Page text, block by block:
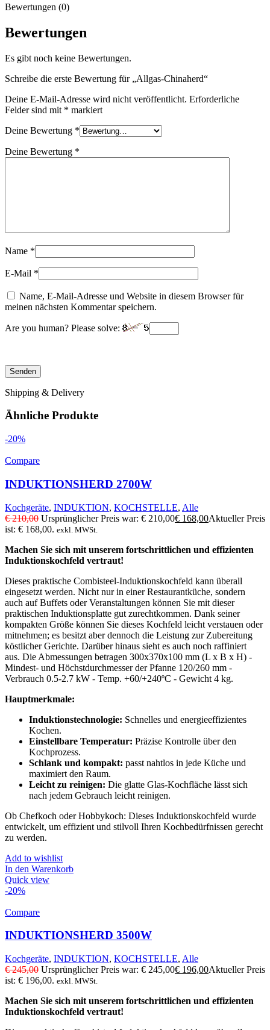
Bewertungen (0)
Bewertungen
Es gibt noch keine Bewertungen.
Schreibe die erste Bewertung für „Allgas-Chinaherd“
Deine E-Mail-Adresse wird nicht veröffentlicht. Erforderliche
Felder sind mit * markiert
Deine Bewertung *
Deine Bewertung *
Name *
E-Mail *
Name, E-Mail-Adresse und Website in diesem Browser für
meinen nächsten Kommentar speichern.
Are you human? Please solve:
Shipping & Delivery
Ähnliche Produkte
-20%
Compare
INDUKTIONSHERD 2700W
Kochgeräte, INDUKTION, KOCHSTELLE, Alle
€210,00 Ursprünglicher Preis war: € 210,00€ 168,00Aktueller Preis
ist: € 168,00. exkl. MWSt.
Machen Sie sich mit unserem fortschrittlichen und effizienten
Induktionskochfeld vertraut!
Dieses praktische Combisteel-Induktionskochfeld kann überall
eingesetzt werden. Nicht nur in einer Restaurantküche, sondern
auch auf Buffets oder Veranstaltungen können Sie mit dieser
praktischen Induktionsplatte gut zurechtkommen. Dank seiner
kompakten Größe können Sie dieses Kochfeld leicht verstauen oder
mitnehmen; es besitzt aber dennoch die Leistung zur Zubereitung
köstlicher Gerichte. Darüber hinaus sieht es auch noch raffiniert
aus. Die Abmessungen betragen 300x370x100 mm (L x B x H) -
Mindest- und Höchstdurchmesser der Pfanne 120/260 mm -
Verbrauch 0.5-2.7 kW - Temp. +60/+240ºC - Gewicht 4 kg.
Hauptmerkmale:
Induktionstechnologie: Schnelles und energieeffizientes
Kochen.
Einstellbare Temperatur: Präzise Kontrolle über den
Kochprozess.
Schlank und kompakt: passt nahtlos in jede Küche und
maximiert den Raum.
Leicht zu reinigen: Die glatte Glas-Kochfläche lässt sich
nach jedem Gebrauch leicht reinigen.
Ob Chefkoch oder Hobbykoch: Dieses Induktionskochfeld wurde
entwickelt, um effizient und stilvoll Ihren Kochbedürfnissen gerecht
zu werden.
Add to wishlist
In den Warenkorb
Quick view
-20%
Compare
INDUKTIONSHERD 3500W
Kochgeräte, INDUKTION, KOCHSTELLE, Alle
€245,00 Ursprünglicher Preis war: € 245,00€ 196,00Aktueller Preis
ist: € 196,00. exkl. MWSt.
Machen Sie sich mit unserem fortschrittlichen und effizienten
Induktionskochfeld vertraut!